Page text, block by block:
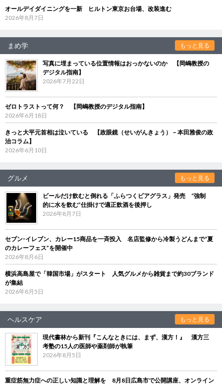
オールデイダイニングを一新 ヒルトン東京お台場、改装進む
2026年8月7日
まめ学 もっと見る
写真に埋まっている位置情報はおっかないのか 【岡嶋教授の
デジタル指南】
2026年7月22日
ゼロトラストって何？ 【岡嶋教授のデジタル指南】
2026年6月18日
きっと大平元首相は泣いている 【政眼鏡（せいがんきょう）－本田雅俊の政
治コラム】
2026年6月10日
グルメ もっと見る
ビールだけ飲むと倒れる「ふらつくビアグラス」発売 “強制
的に水を飲む”仕掛けで適正飲酒を後押し
2026年8月7日
セブン‐イレブン、カレー15商品を一斉投入 名店監修から冷製うどんまで“夏
のカレーフェス”を開催中
2026年8月6日
横浜高島屋で「韓国市場」がスタート 人気グルメから雑貨まで約30ブランド
が集結
2026年8月5日
ヘルスケア もっと見る
現代書林から新刊『こんなときには、まず、漢方！』 漢方三
考塾の15人の医師や薬剤師が執筆
2026年8月5日
重症筋無力症への正しい知識と理解を 8月8日広島市で公開講座、オンライン